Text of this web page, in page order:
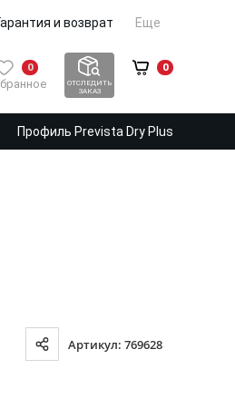
и возврат Еще
0
ОТСЛЕДИТЬ
ЗАКАЗ
0
Профиль Prevista Dry Plus
Артикул: 769628